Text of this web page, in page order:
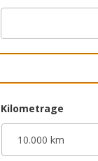
Kilometrage